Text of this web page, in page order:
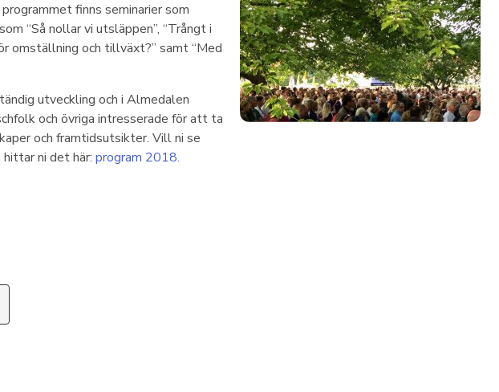
finns seminarier som
“Så nollar vi utsläppen”, “Trångt i
omställning och tillväxt?” samt “Med
utveckling och i Almedalen
och övriga intresserade för att ta
och framtidsutsikter. Vill ni se
ni det här: program 2018.